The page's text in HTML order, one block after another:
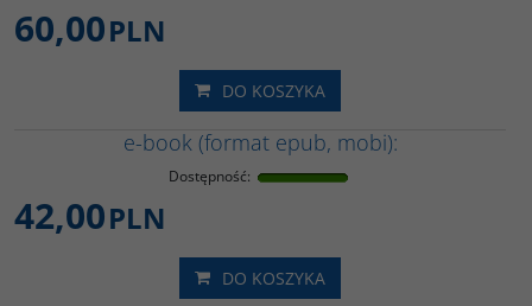
60,00PLN
DO KOSZYKA
e-book (format epub, mobi):
Dostępność:
42,00PLN
DO KOSZYKA